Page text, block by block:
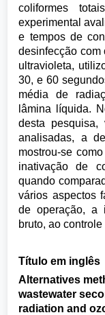
coliformes
experimental
e tempos de
desinfecção com
ultravioleta,
30, e 60
média de
lâmina líquida.
desta pesquisa,
analisadas, a
mostrou-se
inativação de
quando
vários aspectos
de operação, a
bruto, ao
Título em inglês
Alternatives
wastewater
radiation and